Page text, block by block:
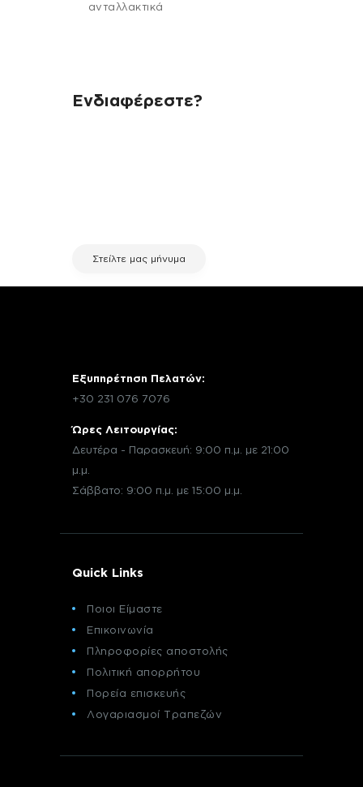
ανταλλακτικά
Ενδιαφέρεστε?
Στείλτε μας μήνυμα
Εξυπηρέτηση Πελατών:
+30 231 076 7076
Ώρες Λειτουργίας:
Δευτέρα - Παρασκευή: 9:00 π.μ. με 21:00
μ.μ.
Σάββατο: 9:00 π.μ. με 15:00 μ.μ.
Quick Links
Ποιοι Είμαστε
Επικοινωνία
Πληροφορίες αποστολής
Πολιτική απορρήτου
Πορεία επισκευής
Λογαριασμοί Τραπεζών